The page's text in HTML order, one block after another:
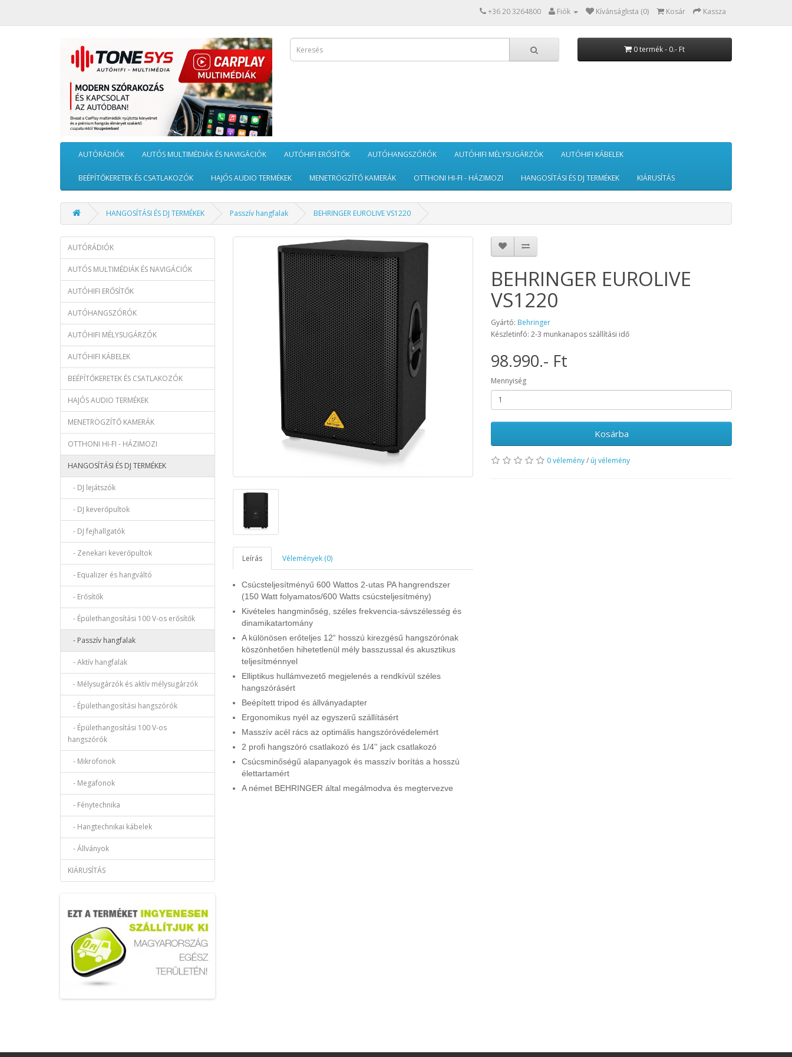
+36 20 3264800 Fiók Kívánságlista (0) Kosár Kassza
0 termék - 0.- Ft
AUTÓRÁDIÓK AUTÓS MULTIMÉDIÁK ÉS NAVIGÁCIÓK AUTÓHIFI ERŐSÍTŐK AUTÓHANGSZÓRÓK AUTÓHIFI MÉLYSUGÁRZÓK AUTÓHIFI KÁBELEK
BEÉPÍTŐKERETEK ÉS CSATLAKOZÓK HAJÓS AUDIO TERMÉKEK MENETRÖGZÍTŐ KAMERÁK OTTHONI HI-FI - HÁZIMOZI HANGOSÍTÁSI ÉS DJ TERMÉKEK KIÁRUSÍTÁS
HANGOSÍTÁSI ÉS DJ TERMÉKEK Passzív hangfalak BEHRINGER EUROLIVE VS1220
AUTÓRÁDIÓK
AUTÓS MULTIMÉDIÁK ÉS NAVIGÁCIÓK
AUTÓHIFI ERŐSÍTŐK
AUTÓHANGSZÓRÓK
AUTÓHIFI MÉLYSUGÁRZÓK
AUTÓHIFI KÁBELEK
BEÉPÍTŐKERETEK ÉS CSATLAKOZÓK
HAJÓS AUDIO TERMÉKEK
MENETRÖGZÍTŐ KAMERÁK
OTTHONI HI-FI - HÁZIMOZI
HANGOSÍTÁSI ÉS DJ TERMÉKEK
- DJ lejátszók
- DJ keverőpultok
- DJ fejhallgatók
- Zenekari keverőpultok
- Equalizer és hangváltó
- Erősítők
- Épülethangosítási 100 V-os erősítők
- Passzív hangfalak
- Aktív hangfalak
- Mélysugárzók és aktív mélysugárzók
- Épülethangosítási hangszórók
- Épülethangosítási 100 V-os
hangszórók
- Mikrofonok
- Megafonok
- Fénytechnika
- Hangtechnikai kábelek
- Állványok
KIÁRUSÍTÁS
Leírás Vélemények (0)
Csúcsteljesítményű 600 Wattos 2-utas PA hangrendszer
(150 Watt folyamatos/600 Watts csúcsteljesítmény)
Kivételes hangminőség, széles frekvencia-sávszélesség és
dinamikatartomány
A különösen erőteljes 12“ hosszú kirezgésű hangszórónak
köszönhetően hihetetlenül mély basszussal és akusztikus
teljesítménnyel
Elliptikus hullámvezető megjelenés a rendkívül széles
hangszórásért
Beépített tripod és állványadapter
Ergonomikus nyél az egyszerű szállításért
Masszív acél rács az optimális hangszóróvédelemért
2 profi hangszóró csatlakozó és 1/4'' jack csatlakozó
Csúcsminőségű alapanyagok és masszív borítás a hosszú
élettartamért
A német BEHRINGER által megálmodva és megtervezve
BEHRINGER EUROLIVE
VS1220
Gyártó: Behringer
Készletinfó: 2-3 munkanapos szállítási idő
98.990.- Ft
Mennyiség
Kosárba
0 vélemény/ új vélemény